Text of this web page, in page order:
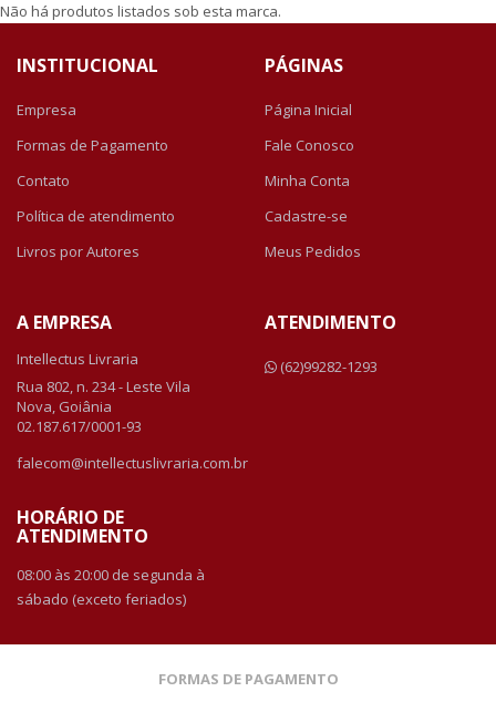
Não há produtos listados sob esta marca.
INSTITUCIONAL
Empresa
Formas de Pagamento
Contato
Política de atendimento
Livros por Autores
PÁGINAS
Página Inicial
Fale Conosco
Minha Conta
Cadastre-se
Meus Pedidos
A EMPRESA
Intellectus Livraria
Rua 802, n. 234 - Leste Vila
Nova, Goiânia
02.187.617/0001-93
falecom@intellectuslivraria.com.br
HORÁRIO DE
ATENDIMENTO
08:00 às 20:00 de segunda à
sábado (exceto feriados)
ATENDIMENTO
(62)99282-1293
FORMAS DE PAGAMENTO